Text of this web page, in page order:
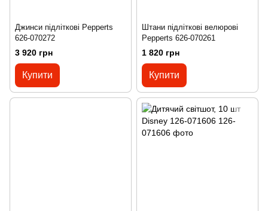
Джинси підліткові Pepperts
626-070272
3 920 грн
Купити
Штани підліткові велюрові
Pepperts 626-070261
1 820 грн
Купити